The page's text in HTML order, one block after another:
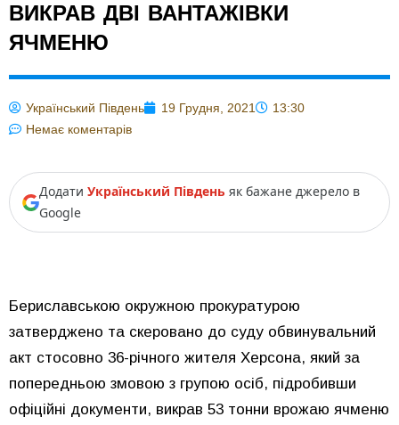
ВИКРАВ ДВІ ВАНТАЖІВКИ
ЯЧМЕНЮ
Український Південь 19 Грудня, 2021
13:30
Немає коментарів
Додати Український Південь як бажане джерело в
Google
Бериславською окружною прокуратурою
затверджено та скеровано до суду обвинувальний
акт стосовно 36-річного жителя Херсона, який за
попередньою змовою з групою осіб, підробивши
офіційні документи, викрав 53 тонни врожаю ячменю